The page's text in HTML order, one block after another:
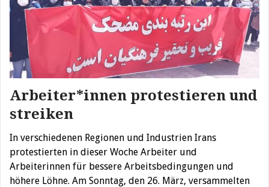
Arbeiter*innen protestieren und
streiken
In verschiedenen Regionen und Industrien Irans
protestierten in dieser Woche Arbeiter und
Arbeiterinnen für bessere Arbeitsbedingungen und
höhere Löhne. Am Sonntag, den 26. März, versammelten